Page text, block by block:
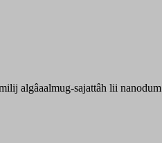
algâaalmug-sajattâh lii nanodum